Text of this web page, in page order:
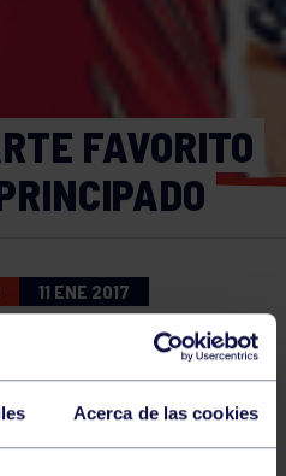
Acerca de las cookies
FAVORITO
11 ENE 2017